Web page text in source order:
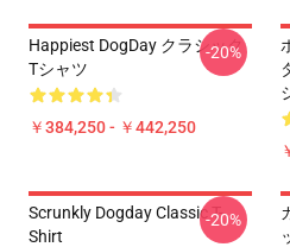
Happiest DogDay クラシック
Tシャツ
￥384,250 - ￥442,250
-20%
Scrunkly Dogday Classic T-
Shirt
-20%